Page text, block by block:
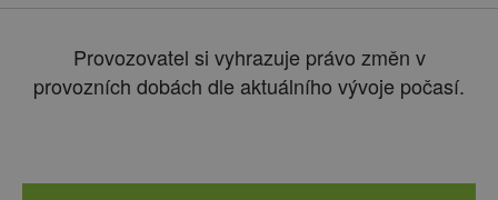
Provozovatel si vyhrazuje právo změn v
provozních dobách dle aktuálního vývoje počasí.